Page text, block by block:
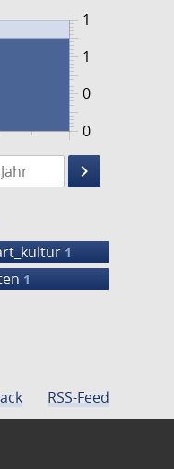
0
1
0
1
1475
keyboard_arrow_right
Suche
1
1
RSS-Feed